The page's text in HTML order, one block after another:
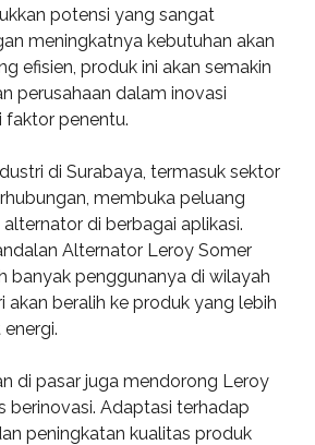
potensi yang sangat
meningkatnya kebutuhan akan
efisien, produk ini akan semakin
perusahaan dalam inovasi
faktor penentu.
di Surabaya, termasuk sektor
membuka peluang
di berbagai aplikasi.
Alternator Leroy Somer
banyak penggunanya di wilayah
akan beralih ke produk yang lebih
di pasar juga mendorong Leroy
berinovasi. Adaptasi terhadap
peningkatan kualitas produk